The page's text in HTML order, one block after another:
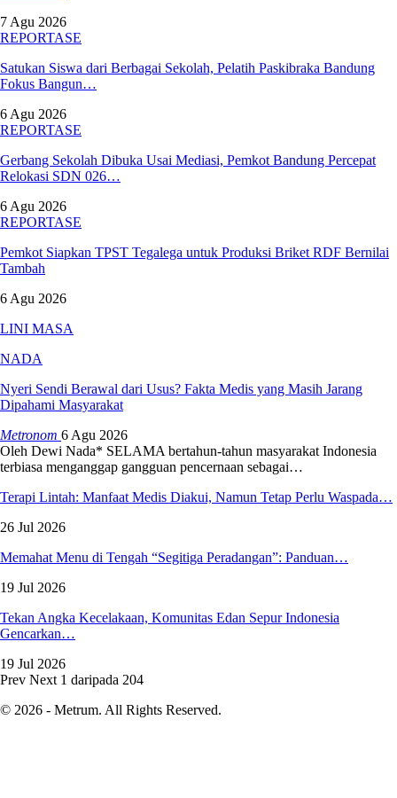
7 Agu 2026
REPORTASE
Satukan Siswa dari Berbagai Sekolah, Pelatih Paskibraka Bandung
Fokus Bangun…
6 Agu 2026
REPORTASE
Gerbang Sekolah Dibuka Usai Mediasi, Pemkot Bandung Percepat
Relokasi SDN 026…
6 Agu 2026
REPORTASE
Pemkot Siapkan TPST Tegalega untuk Produksi Briket RDF Bernilai
Tambah
6 Agu 2026
LINI MASA
NADA
Nyeri Sendi Berawal dari Usus? Fakta Medis yang Masih Jarang
Dipahami Masyarakat
Metronom 6 Agu 2026
Oleh Dewi Nada* SELAMA bertahun-tahun masyarakat Indonesia
terbiasa menganggap gangguan pencernaan sebagai…
Terapi Lintah: Manfaat Medis Diakui, Namun Tetap Perlu Waspada…
26 Jul 2026
Memahat Menu di Tengah “Segitiga Peradangan”: Panduan…
19 Jul 2026
Tekan Angka Kecelakaan, Komunitas Edan Sepur Indonesia
Gencarkan…
19 Jul 2026
Prev Next 1 daripada 204
© 2026 - Metrum. All Rights Reserved.